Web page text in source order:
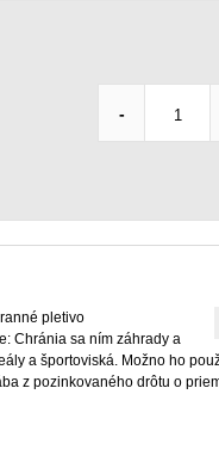
-
pletivo
Chránia sa ním záhrady a
a športoviská. Možno ho
z pozinkovaného drôtu o